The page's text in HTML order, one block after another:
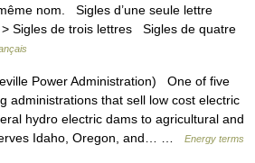
nom. Sigles d’une seule lettre
Sigles de trois lettres Sigles de quatre
Power Administration) One of five
administrations that sell low cost electric
hydro electric dams to agricultural and
Idaho, Oregon, and… …
Energy terms